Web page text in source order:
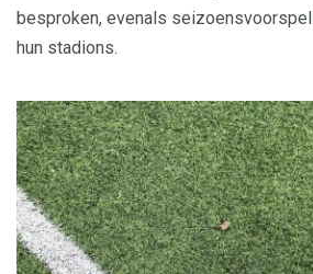
besproken, evenals
hun stadions.